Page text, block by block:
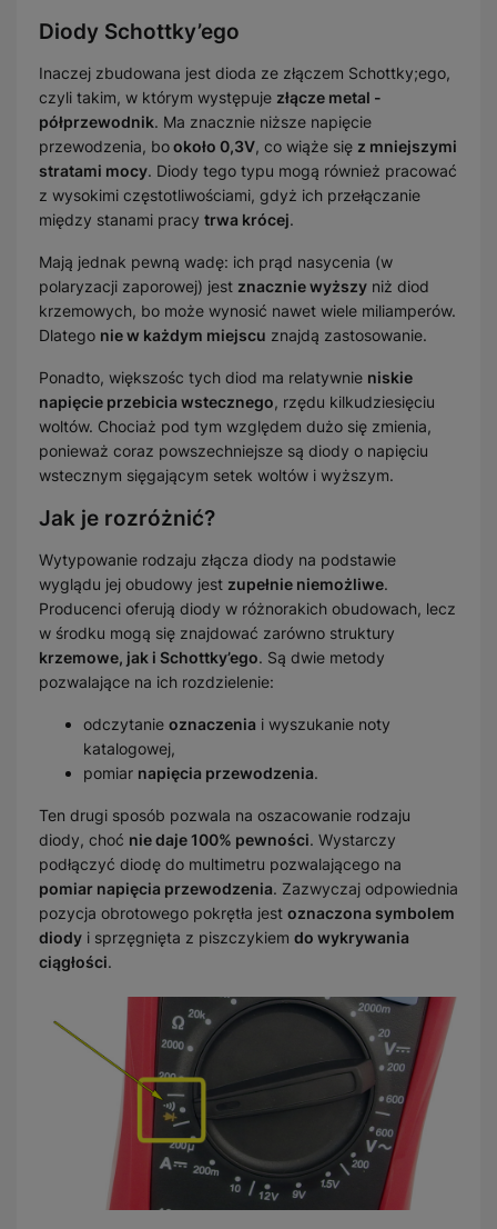
Diody Schottky’ego
Inaczej zbudowana jest dioda ze złączem Schottky;ego,
czyli takim, w którym występuje złącze metal -
półprzewodnik. Ma znacznie niższe napięcie
przewodzenia, bookoło 0,3V, co wiąże się z mniejszymi
stratami mocy. Diody tego typu mogą również pracować
z wysokimi częstotliwościami, gdyż ich przełączanie
między stanami pracy trwa krócej.
Mają jednak pewną wadę: ich prąd nasycenia (w
polaryzacji zaporowej) jest znacznie wyższy niż diod
krzemowych, bo może wynosić nawet wiele miliamperów.
Dlatego nie w każdym miejscu znajdą zastosowanie.
Ponadto, większośc tych diod ma relatywnie niskie
napięcie przebicia wstecznego, rzędu kilkudziesięciu
woltów. Chociaż pod tym względem dużo się zmienia,
ponieważ coraz powszechniejsze są diody o napięciu
wstecznym sięgającym setek woltów i wyższym.
Jak je rozróżnić?
Wytypowanie rodzaju złącza diody na podstawie
wyglądu jej obudowy jest zupełnie niemożliwe.
Producenci oferują diody w różnorakich obudowach, lecz
w środku mogą się znajdować zarówno struktury
krzemowe, jak i Schottky’ego. Są dwie metody
pozwalające na ich rozdzielenie:
odczytanie oznaczenia i wyszukanie noty
katalogowej,
pomiar napięcia przewodzenia.
Ten drugi sposób pozwala na oszacowanie rodzaju
diody, choć nie daje 100% pewności. Wystarczy
podłączyć diodę do multimetru pozwalającego na
pomiar napięcia przewodzenia. Zazwyczaj odpowiednia
pozycja obrotowego pokrętła jest oznaczona symbolem
diody i sprzęgnięta z piszczykiem do wykrywania
ciągłości.